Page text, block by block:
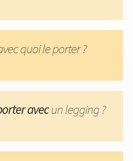
quoi le porter ?
avecun legging ?